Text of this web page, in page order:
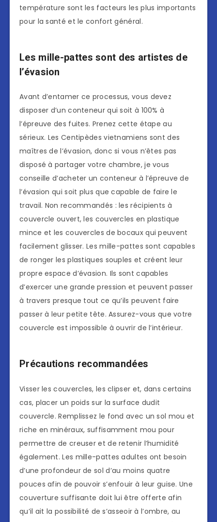
température sont les facteurs les plus importants
pour la santé et le confort général.
Les mille-pattes sont des artistes de
l’évasion
Avant d’entamer ce processus, vous devez
disposer d’un conteneur qui soit à 100% à
l’épreuve des fuites. Prenez cette étape au
sérieux. Les Centipèdes vietnamiens sont des
maîtres de l’évasion, donc si vous n’êtes pas
disposé à partager votre chambre, je vous
conseille d’acheter un conteneur à l’épreuve de
l’évasion qui soit plus que capable de faire le
travail. Non recommandés : les récipients à
couvercle ouvert, les couvercles en plastique
mince et les couvercles de bocaux qui peuvent
facilement glisser. Les mille-pattes sont capables
de ronger les plastiques souples et créent leur
propre espace d’évasion. Ils sont capables
d’exercer une grande pression et peuvent passer
à travers presque tout ce qu’ils peuvent faire
passer à leur petite tête. Assurez-vous que votre
couvercle est impossible à ouvrir de l’intérieur.
Précautions recommandées
Visser les couvercles, les clipser et, dans certains
cas, placer un poids sur la surface dudit
couvercle. Remplissez le fond avec un sol mou et
riche en minéraux, suffisamment mou pour
permettre de creuser et de retenir l’humidité
également. Les mille-pattes adultes ont besoin
d’une profondeur de sol d’au moins quatre
pouces afin de pouvoir s’enfouir à leur guise. Une
couverture suffisante doit lui être offerte afin
qu’il ait la possibilité de s’asseoir à l’ombre, au